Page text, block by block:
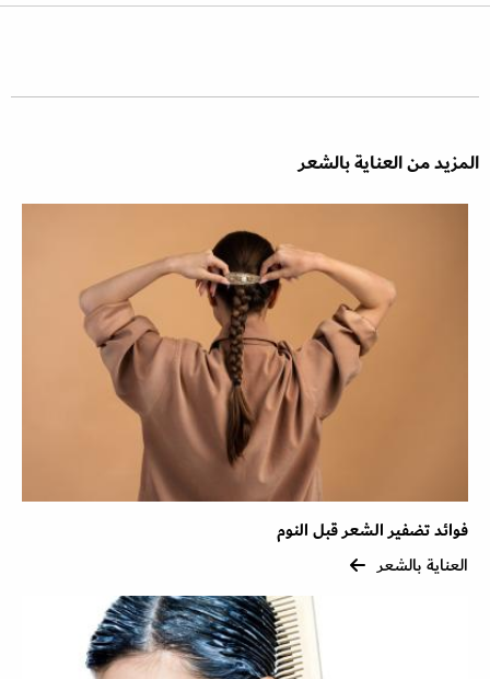
المزيد من العناية بالشعر
فوائد تضفير الشعر قبل النوم
العناية بالشعر